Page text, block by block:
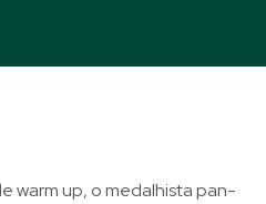
warm up, o medalhista pan-